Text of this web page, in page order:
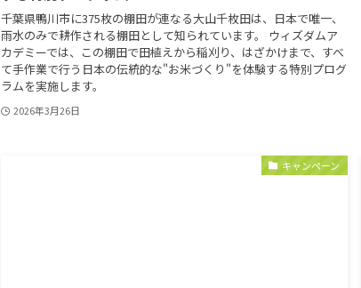
千葉県鴨川市に375枚の棚田が連なる大山千枚田は、日本で唯一、
雨水のみで耕作される棚田として知られています。 ウィズダムア
カデミーでは、この棚田で田植えから稲刈り、はざかけまで、すべ
て手作業で行う日本の伝統的な"お米づくり"を体験する特別プログ
ラムを実施します。
2026年3月26日
キャンペーン